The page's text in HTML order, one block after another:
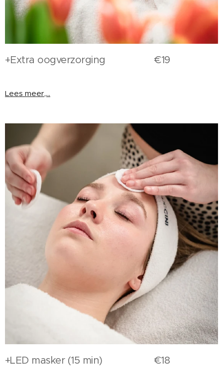
+Extra oogverzorging €19
Lees meer,...
+LED masker (15 min) €18